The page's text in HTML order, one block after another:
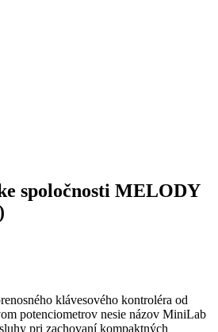
spoločnosti MELODY
klávesového kontroléra od
potenciometrov nesie názov MiniLab
pri zachovaní kompaktných